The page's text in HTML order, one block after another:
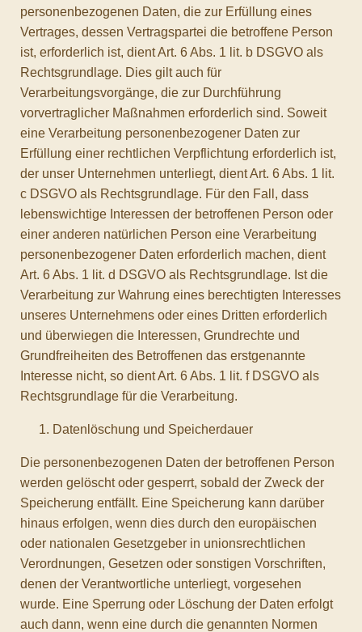
personenbezogenen Daten, die zur Erfüllung eines
Vertrages, dessen Vertragspartei die betroffene Person
ist, erforderlich ist, dient Art. 6 Abs. 1 lit. b DSGVO als
Rechtsgrundlage. Dies gilt auch für
Verarbeitungsvorgänge, die zur Durchführung
vorvertraglicher Maßnahmen erforderlich sind. Soweit
eine Verarbeitung personenbezogener Daten zur
Erfüllung einer rechtlichen Verpflichtung erforderlich ist,
der unser Unternehmen unterliegt, dient Art. 6 Abs. 1 lit.
c DSGVO als Rechtsgrundlage. Für den Fall, dass
lebenswichtige Interessen der betroffenen Person oder
einer anderen natürlichen Person eine Verarbeitung
personenbezogener Daten erforderlich machen, dient
Art. 6 Abs. 1 lit. d DSGVO als Rechtsgrundlage. Ist die
Verarbeitung zur Wahrung eines berechtigten Interesses
unseres Unternehmens oder eines Dritten erforderlich
und überwiegen die Interessen, Grundrechte und
Grundfreiheiten des Betroffenen das erstgenannte
Interesse nicht, so dient Art. 6 Abs. 1 lit. f DSGVO als
Rechtsgrundlage für die Verarbeitung.
Datenlöschung und Speicherdauer
Die personenbezogenen Daten der betroffenen Person
werden gelöscht oder gesperrt, sobald der Zweck der
Speicherung entfällt. Eine Speicherung kann darüber
hinaus erfolgen, wenn dies durch den europäischen
oder nationalen Gesetzgeber in unionsrechtlichen
Verordnungen, Gesetzen oder sonstigen Vorschriften,
denen der Verantwortliche unterliegt, vorgesehen
wurde. Eine Sperrung oder Löschung der Daten erfolgt
auch dann, wenn eine durch die genannten Normen